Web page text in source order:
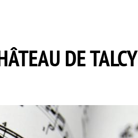
DE TALCY